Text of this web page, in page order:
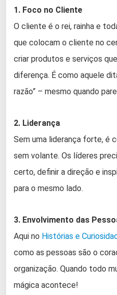
1. Foco no Cliente
O cliente é o rei, rainha e
que colocam o cliente no
criar produtos e serviços
diferença. É como aquele
razão” – mesmo quando
2. Liderança
Sem uma liderança forte, é
sem volante. Os líderes
certo, definir a direção e
para o mesmo lado.
3. Envolvimento das
Aqui no Histórias e
como as pessoas são o
organização. Quando todo
mágica acontece!